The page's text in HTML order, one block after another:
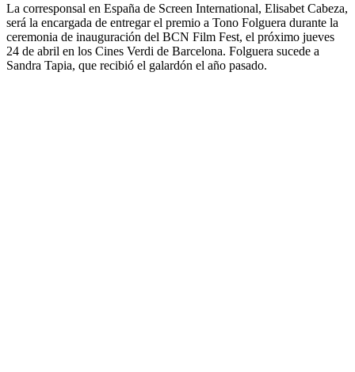
La corresponsal en España de Screen International, Elisabet Cabeza,
será la encargada de entregar el premio a Tono Folguera durante la
ceremonia de inauguración del BCN Film Fest, el próximo jueves
24 de abril en los Cines Verdi de Barcelona. Folguera sucede a
Sandra Tapia, que recibió el galardón el año pasado.